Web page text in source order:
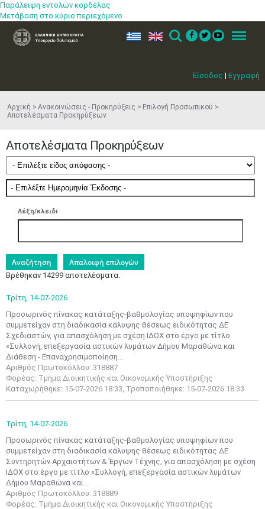
Παράλειψη εντολών κορδέλας
Μετάβαση στο κύριο περιεχόμενο
Είσοδος | Εγγραφή
ελ en Search Menu
Αρχική Ανακοινώσεις - Προκηρύξεις
Επιλογή Προσωπικού
Αποτελέσματα Προκηρύξεων
Αποτελέσματα Προκηρύξεων
Λέξη/κλειδί
Βρέθηκαν 14299 αποτελέσματα.
Τρίτη, 14-07-2026
Προσωρινός πίνακας κατάταξης-βαθμολογίας υποψηφίων που
συμμετείχαν στη διαδικασία κάλυψης θέσεως ειδικότητας ΔΕ
Σχεδιαστών, για απασχόληση με σχέση ΙΔΟΧ στο έργο με τίτλο
«Συλλογή, επεξεργασία αστικών λυμάτων Δήμου Μαραθώνα και
Διάθεση - Επαναχρησιμοποίηση...
Αριθμός Πρωτοκόλλου: 318887
Φορέας: Τμήμα Διοικητικής και Οικονομικής Υποστήριξης
Καταχωρήθηκε: 15-07-2026 18:33, Τροποποιήθηκε: 15-07-2026 18:33
Τρίτη, 14-07-2026
Προσωρινός πίνακας κατάταξης-βαθμολογίας υποψηφίων που
συμμετείχαν στη διαδικασία κάλυψης θέσεως ειδικότητας ΔΕ
Συντηρητών Αρχαιοτήτων & Έργων Τέχνης, για απασχόληση με σχέση
ΙΔΟΧ στο έργο με τίτλο «Συλλογή, επεξεργασία αστικών λυμάτων
Δήμου Μαραθώνα και...
Αριθμός Πρωτοκόλλου: 318889
Φορέας: Τμήμα Διοικητικής και Οικονομικής Υποστήριξης